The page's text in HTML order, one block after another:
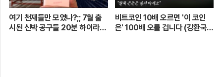
여기 천재들만 모였나?;; 7월 출
시된 신박 공구들 20분 하이라이
비트코인 10배 오르면 '이 코인
은' 100배 오를 겁니다 (강환국